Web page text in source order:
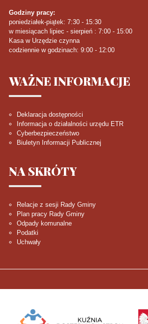
Godziny pracy:
poniedziałek-piątek: 7:30 - 15:30
w miesiącach lipiec - sierpień : 7:00 - 15:00
Kasa w Urzędzie czynna
codziennie w godzinach: 9:00 - 12:00
WAŻNEINFORMACJE
Deklaracja dostępności
Informacja o działalności urzędu ETR
Cyberbezpieczeństwo
Biuletyn Informacji Publicznej
NA SKRÓTY
Relacje z sesji Rady Gminy
Plan pracy Rady Gminy
Odpady komunalne
Podatki
Uchwały